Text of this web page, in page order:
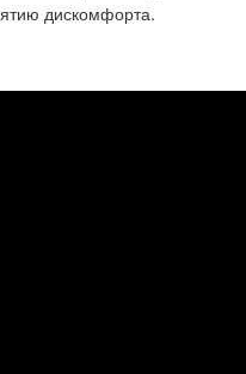
дискомфорта.